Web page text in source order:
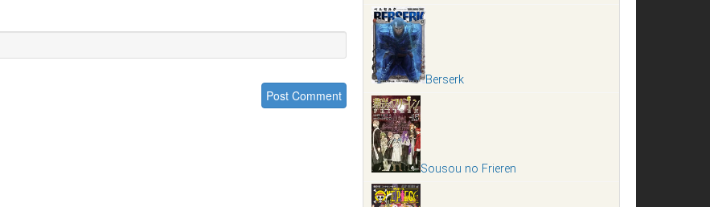
Berserk
Sousou no Frieren